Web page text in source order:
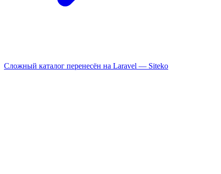
Сложный каталог перенесён на Laravel — Siteko